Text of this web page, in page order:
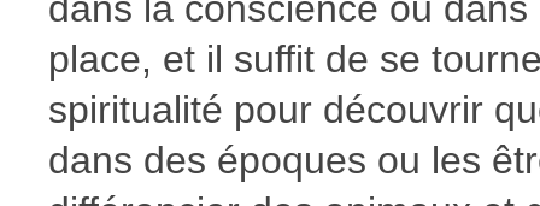
place, et il suffit de se
spiritualité pour découvrir
dans des époques ou les